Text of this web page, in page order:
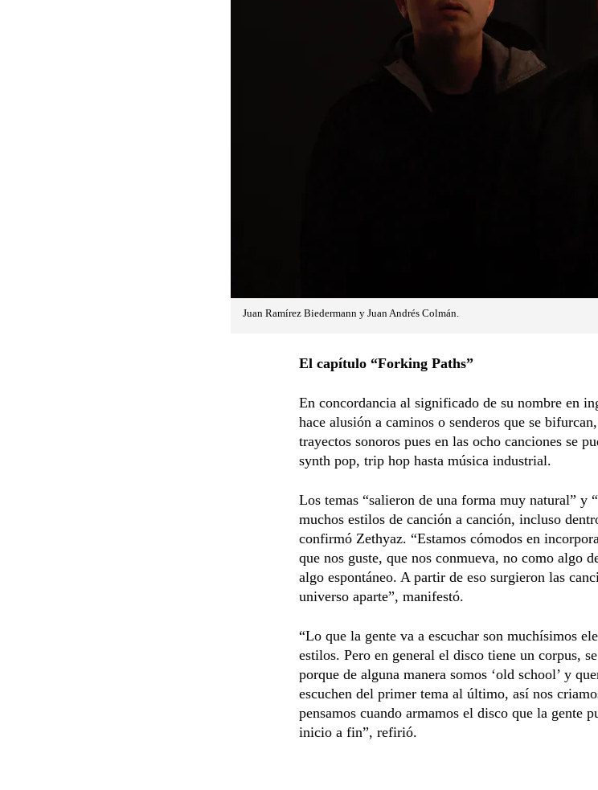
Juan Ramírez Biedermann y Juan Andrés Colmán.
El capítulo “Forking Paths”
En concordancia al significado de su nombre en
hace alusión a caminos o senderos que se
trayectos sonoros pues en las ocho canciones se
synth pop, trip hop hasta música industrial.
Los temas “salieron de una forma muy natural” y
muchos estilos de canción a canción, incluso
confirmó Zethyaz. “Estamos cómodos en
que nos guste, que nos conmueva, no como algo
algo espontáneo. A partir de eso surgieron las
universo aparte”, manifestó.
“Lo que la gente va a escuchar son muchísimos
estilos. Pero en general el disco tiene un corpus,
porque de alguna manera somos ‘old school’ y
escuchen del primer tema al último, así nos
pensamos cuando armamos el disco que la gente
inicio a fin”, refirió.